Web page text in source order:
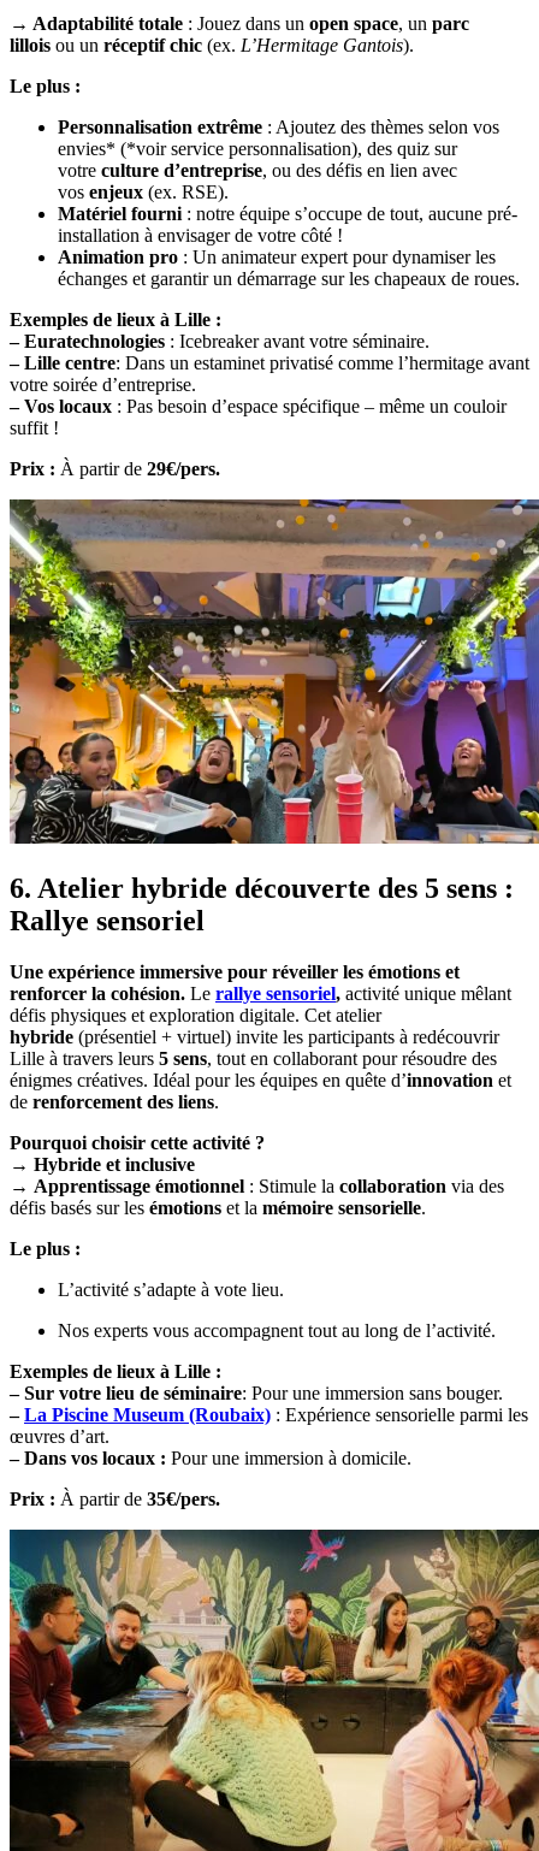
→ Adaptabilité totale : Jouez dans un open space, un parc
lillois ou un réceptif chic (ex. L’Hermitage Gantois).
Le plus :
Personnalisation extrême : Ajoutez des thèmes selon vos
envies* (*voir service personnalisation), des quiz sur
votre culture d’entreprise, ou des défis en lien avec
vos enjeux (ex. RSE).
Matériel fourni : notre équipe s’occupe de tout, aucune pré-
installation à envisager de votre côté !
Animation pro : Un animateur expert pour dynamiser les
échanges et garantir un démarrage sur les chapeaux de roues.
Exemples de lieux à Lille :
– Euratechnologies : Icebreaker avant votre séminaire.
– Lille centre: Dans un estaminet privatisé comme l’hermitage avant
votre soirée d’entreprise.
– Vos locaux : Pas besoin d’espace spécifique – même un couloir
suffit !
Prix : À partir de 29€/pers.
6. Atelier hybride découverte des 5 sens :
Rallye sensoriel
Une expérience immersive pour réveiller les émotions et
renforcer la cohésion. Le rallye sensoriel, activité unique mêlant
défis physiques et exploration digitale. Cet atelier
hybride (présentiel + virtuel) invite les participants à redécouvrir
Lille à travers leurs 5 sens, tout en collaborant pour résoudre des
énigmes créatives. Idéal pour les équipes en quête d’innovation et
de renforcement des liens.
Pourquoi choisir cette activité ?
→ Hybride et inclusive
→ Apprentissage émotionnel : Stimule la collaboration via des
défis basés sur les émotions et la mémoire sensorielle.
Le plus :
L’activité s’adapte à vote lieu.
Nos experts vous accompagnent tout au long de l’activité.
Exemples de lieux à Lille :
– Sur votre lieu de séminaire: Pour une immersion sans bouger.
–La Piscine Museum (Roubaix) : Expérience sensorielle parmi les
œuvres d’art.
– Dans vos locaux : Pour une immersion à domicile.
Prix : À partir de 35€/pers.